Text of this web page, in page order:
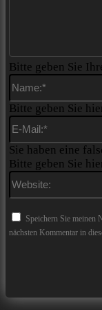
Bitte geben Sie
Bitte geben Sie
Sie haben eine
Bitte geben Sie
Speichern Sie meinen
nächsten Kommentar in